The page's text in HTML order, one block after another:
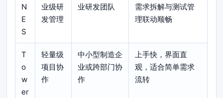
N
E
S
业级研
发管理
业研发团队
需求拆解与测试管
理联动顺畅
T
o
w
er
轻量级
项目协
作
中小型制造企
业或跨部门协
作
上手快，界面直
观，适合简单需求
流转